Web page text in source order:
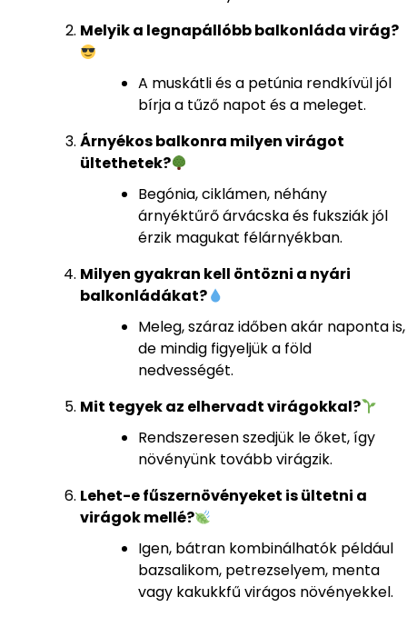
Melyik a legnapállóbb balkonláda virág?
A muskátli és a petúnia rendkívül jól
bírja a tűző napot és a meleget.
Árnyékos balkonra milyen virágot
ültethetek?
Begónia, ciklámen, néhány
árnyéktűrő árvácska és fuksziák jól
érzik magukat félárnyékban.
Milyen gyakran kell öntözni a nyári
balkonládákat?
Meleg, száraz időben akár naponta is,
de mindig figyeljük a föld
nedvességét.
Mit tegyek az elhervadt virágokkal?
Rendszeresen szedjük le őket, így
növényünk tovább virágzik.
Lehet-e fűszernövényeket is ültetni a
virágok mellé?
Igen, bátran kombinálhatók például
bazsalikom, petrezselyem, menta
vagy kakukkfű virágos növényekkel.